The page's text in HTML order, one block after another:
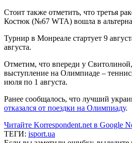
Стоит также отметить, что третья
Костюк (№67 WTA) вошла в
Турнир в Монреале стартует 9
августа.
Отметим, что впереди у
выступление на Олимпиаде –
июля по 1 августа.
Ранее сообщалось, что лучший
отказался от поездки на Олимпиаду.
Читайте Korrespondent.net в Google
ТЕГИ: isport.ua